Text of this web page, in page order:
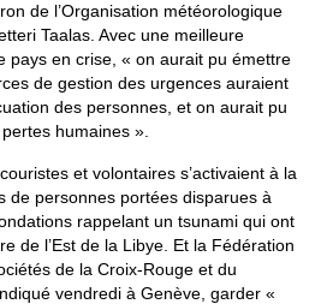
de l’Organisation météorologique
Taalas. Avec une meilleure
pays en crise, « on aurait pu émettre
de gestion des urgences auraient
des personnes, et on aurait pu
humaines ».
et volontaires s’activaient à la
de personnes portées disparues à
rappelant un tsunami qui ont
de l’Est de la Libye. Et la Fédération
de la Croix-Rouge et du
vendredi à Genève, garder «